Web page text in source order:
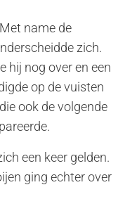
name de
zich.
hij nog over en een
op de vuisten
ook de volgende
een keer gelden.
ging echter over